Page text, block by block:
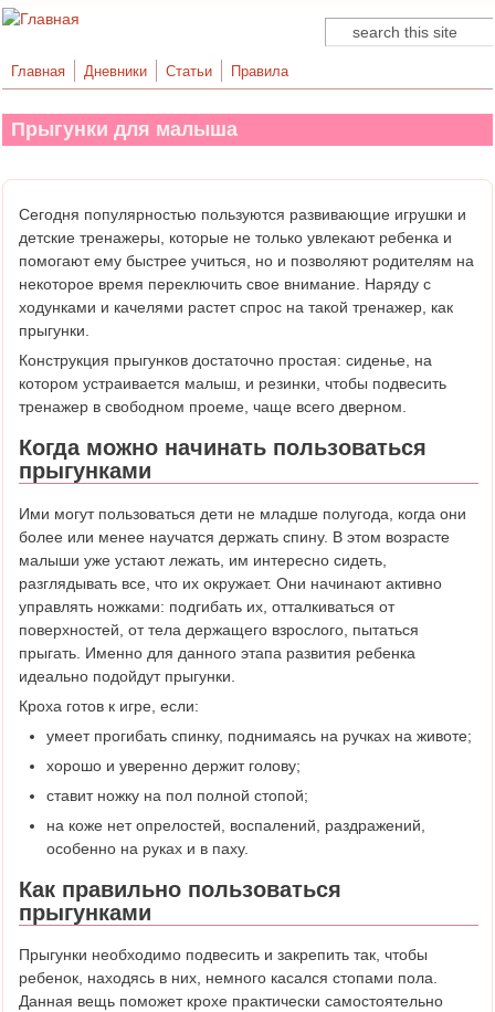
Форма поиска
Поиск
Главная Дневники Статьи Правила
Прыгунки для малыша
Сегодня популярностью пользуются развивающие игрушки и
детские тренажеры, которые не только увлекают ребенка и
помогают ему быстрее учиться, но и позволяют родителям на
некоторое время переключить свое внимание. Наряду с
ходунками и качелями растет спрос на такой тренажер, как
прыгунки.
Конструкция прыгунков достаточно простая: сиденье, на
котором устраивается малыш, и резинки, чтобы подвесить
тренажер в свободном проеме, чаще всего дверном.
Когда можно начинать пользоваться
прыгунками
Ими могут пользоваться дети не младше полугода, когда они
более или менее научатся держать спину. В этом возрасте
малыши уже устают лежать, им интересно сидеть,
разглядывать все, что их окружает. Они начинают активно
управлять ножками: подгибать их, отталкиваться от
поверхностей, от тела держащего взрослого, пытаться
прыгать. Именно для данного этапа развития ребенка
идеально подойдут прыгунки.
Кроха готов к игре, если:
умеет прогибать спинку, поднимаясь на ручках на животе;
хорошо и уверенно держит голову;
ставит ножку на пол полной стопой;
на коже нет опрелостей, воспалений, раздражений,
особенно на руках и в паху.
Как правильно пользоваться
прыгунками
Прыгунки необходимо подвесить и закрепить так, чтобы
ребенок, находясь в них, немного касался стопами пола.
Данная вещь поможет крохе практически самостоятельно